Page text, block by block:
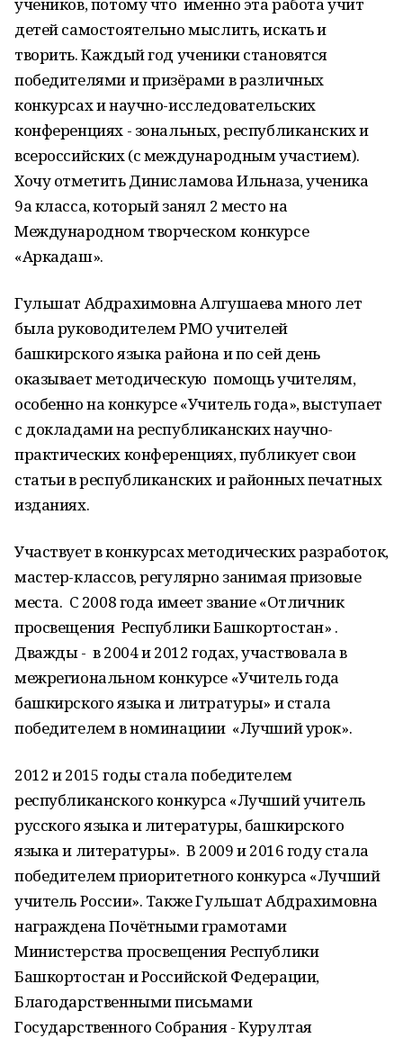
детей самостоятельно мыслить, искать и
творить. Каждый год ученики становятся
победителями и призёрами в различных
конкурсах и научно-исследовательских
конференциях - зональных, республиканских и
всероссийских (с международным участием).
Хочу отметить Динисламова Ильназа, ученика
9а класса, который занял 2 место на
Международном творческом конкурсе
«Аркадаш».
Гульшат Абдрахимовна Алгушаева много лет
была руководителем РМО учителей
башкирского языка района и по сей день
оказывает методическую помощь учителям,
особенно на конкурсе «Учитель года», выступает
с докладами на республиканских научно-
практических конференциях, публикует свои
статьи в республиканских и районных печатных
изданиях.
Участвует в конкурсах методических разработок,
мастер-классов, регулярно занимая призовые
места. C 2008 года имеет звание «Отличник
просвещения Республики Башкортостан» .
Дважды - в 2004 и 2012 годах, участвовала в
межрегиональном конкурсе «Учитель года
башкирского языка и литҽратуры» и стала
победителем в номинациии «Лучший урок».
2012 и 2015 годы стала победителем
республиканского конкурса «Лучший учитель
русского языка и литературы, башкирского
языка и литературы». В 2009 и 2016 году стала
победителем приоритетного конкурса «Лучший
учитель России». Также Гульшат Абдрахимовна
награждена Почётными грамотами
Министерства просвещения Республики
Башкортостан и Российской Федерации,
Благодарственными письмами
Государственного Собрания - Курултая